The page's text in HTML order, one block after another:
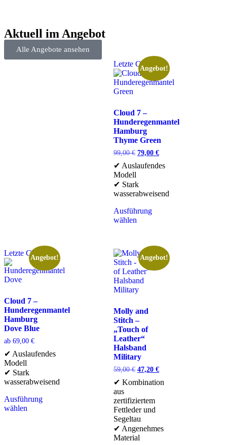
Aktuell im Angebot
Alle Angebote ansehen
Letzte Chance
Angebot!
Cloud 7 –
Hunderegenmantel
Hamburg
Thyme Green
99,00€ 79,00 €
✔ Auslaufendes
Modell
✔ Stark
wasserabweisend
Ausführung
wählen
Letzte Chance
Angebot!
Cloud 7 –
Hunderegenmantel
Hamburg
Dove Blue
ab 69,00 €
✔ Auslaufendes
Modell
✔ Stark
wasserabweisend
Ausführung
wählen
Angebot!
Molly and
Stitch –
„Touch of
Leather“
Halsband
Military
59,00€ 47,20 €
✔ Kombination
aus
zertifiziertem
Fettleder und
Segeltau
✔ Angenehmes
Material